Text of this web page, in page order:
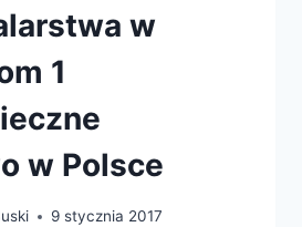
w
1
w Polsce
9 stycznia 2017